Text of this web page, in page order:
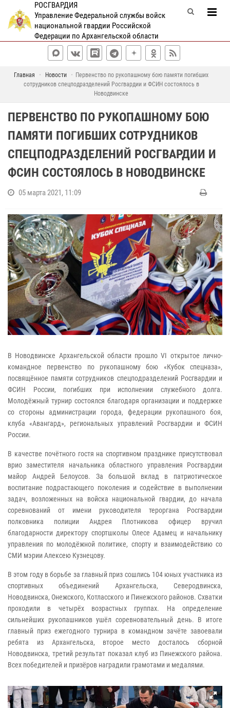
РОСГВАРДИЯ
Управление Федеральной службы войск
национальной гвардии Российской
Федерации по Архангельской области
Главная Новости
Первенство по рукопашному бою памяти погибших
сотрудников спецподразделений Росгвардии и ФСИН состоялось в
Новодвинске
ПЕРВЕНСТВО ПО РУКОПАШНОМУ БОЮ
ПАМЯТИ ПОГИБШИХ СОТРУДНИКОВ
СПЕЦПОДРАЗДЕЛЕНИЙ РОСГВАРДИИ И
ФСИН СОСТОЯЛОСЬ В НОВОДВИНСКЕ
05 марта 2021, 11:09
В Новодвинске Архангельской области прошло VI открытое лично-
командное первенство по рукопашному бою «Кубок спецназа»,
посвящённое памяти сотрудников спецподразделений Росгвардии и
ФСИН России, погибших при исполнении служебного долга.
Молодёжный турнир состоялся благодаря организации и поддержке
со стороны администрации города, федерации рукопашного боя,
клуба «Авангард», региональных управлений Росгвардии и ФСИН
России.
В качестве почётного гостя на спортивном празднике присутствовал
врио заместителя начальника областного управления Росгвардии
майор Андрей Белоусов. За большой вклад в патриотическое
воспитание подрастающего поколения и содействие в выполнении
задач, возложенных на войска национальной гвардии, до начала
соревнований от имени руководителя тероргана Росгвардии
полковника полиции Андрея Плотникова офицер вручил
благодарности директору спортшколы Олесе Адамец и начальнику
управления по молодёжной политике, спорту и взаимодействию со
СМИ мэрии Алексею Кузнецову.
В этом году в борьбе за главный приз сошлись 104 юных участника из
спортивных объединений Архангельска, Северодвинска,
Новодвинска, Онежского, Котласского и Пинежского районов. Схватки
проходили в четырёх возрастных группах. На определение
сильнейших рукопашников ушёл соревновательный день. В итоге
главный приз ежегодного турнира в командном зачёте завоевали
ребята из Архангельска, второе место досталось сборной
Новодвинска, третий результат показал клуб из Пинежского района.
Всех победителей и призёров наградили грамотами и медалями.